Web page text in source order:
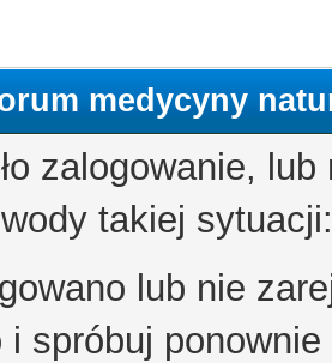
medycyny
zalogowanie,
takiej sytuacji:
lub nie
i spróbuj ponownie